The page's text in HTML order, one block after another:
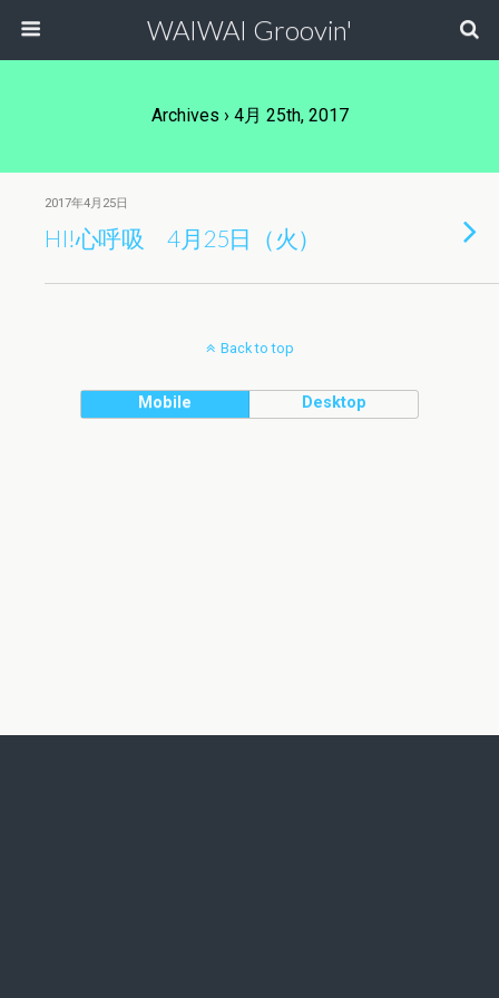
WAIWAI Groovin'
Archives › 4月 25th, 2017
2017年4月25日
HI!心呼吸 4月25日（火）
Back to top
Mobile Desktop